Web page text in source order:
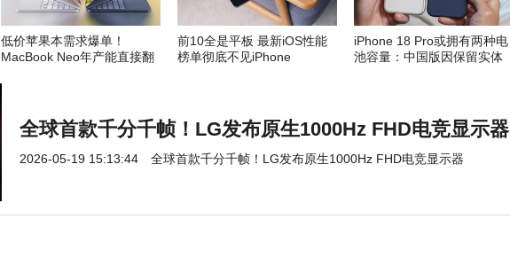
低价苹果本需求爆单！
MacBook Neo年产能直接翻
前10全是平板 最新iOS性能
榜单彻底不见iPhone
iPhone 18 Pro或拥有两种电
池容量：中国版因保留实体
全球首款千分千帧！LG发布原生1000Hz FHD电竞显示器
2026-05-19 15:13:44 全球首款千分千帧！LG发布原生1000Hz FHD电竞显示器